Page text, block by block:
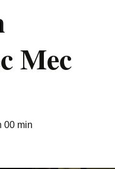
Mec
00 min